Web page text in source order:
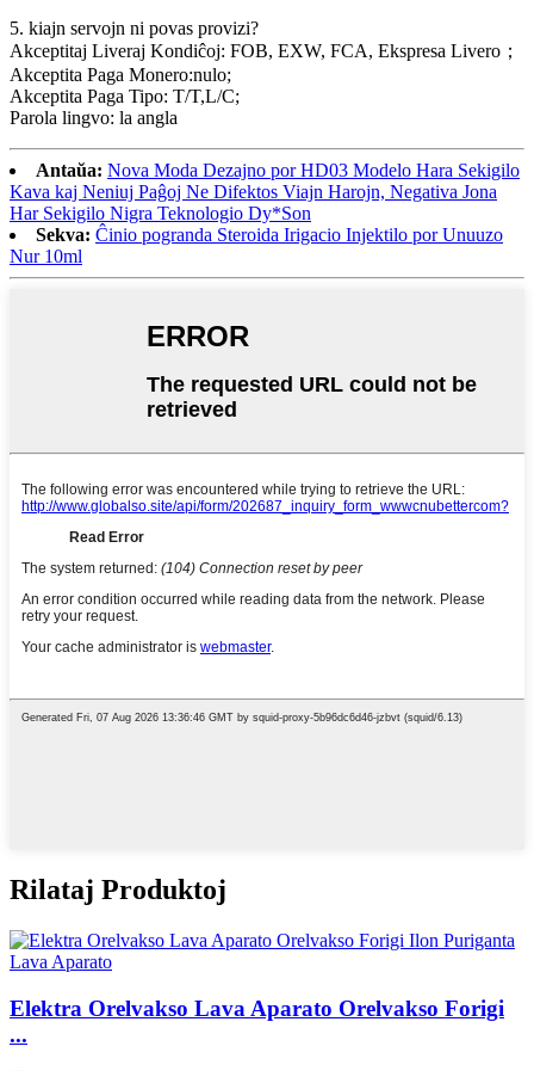
5. kiajn servojn ni povas provizi?
Akceptitaj Liveraj Kondiĉoj: FOB, EXW, FCA, Ekspresa Livero；
Akceptita Paga Monero:nulo;
Akceptita Paga Tipo: T/T,L/C;
Parola lingvo: la angla
Antaŭa: Nova Moda Dezajno por HD03 Modelo Hara Sekigilo
Kava kaj Neniuj Paĝoj Ne Difektos Viajn Harojn, Negativa Jona
Har Sekigilo Nigra Teknologio Dy*Son
Sekva: Ĉinio pogranda Steroida Irigacio Injektilo por Unuuzo
Nur 10ml
Rilataj Produktoj
Elektra Orelvakso Lava Aparato Orelvakso Forigi
...